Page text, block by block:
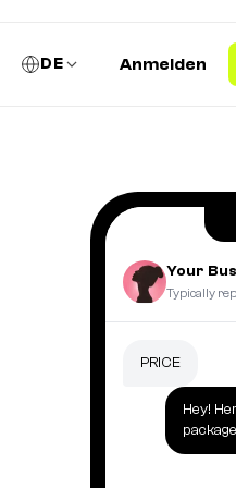
DE Anmelden
Your
Typically
PRICE
Hey!